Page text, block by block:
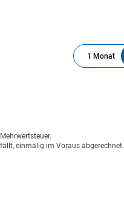
1 Monat
einmalig im Voraus abgerechnet.